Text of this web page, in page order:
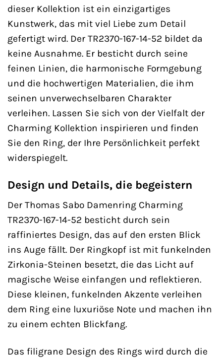
dieser Kollektion ist ein einzigartiges
Kunstwerk, das mit viel Liebe zum Detail
gefertigt wird. Der TR2370-167-14-52 bildet da
keine Ausnahme. Er besticht durch seine
feinen Linien, die harmonische Formgebung
und die hochwertigen Materialien, die ihm
seinen unverwechselbaren Charakter
verleihen. Lassen Sie sich von der Vielfalt der
Charming Kollektion inspirieren und finden
Sie den Ring, der Ihre Persönlichkeit perfekt
widerspiegelt.
Design und Details, die begeistern
Der Thomas Sabo Damenring Charming
TR2370-167-14-52 besticht durch sein
raffiniertes Design, das auf den ersten Blick
ins Auge fällt. Der Ringkopf ist mit funkelnden
Zirkonia-Steinen besetzt, die das Licht auf
magische Weise einfangen und reflektieren.
Diese kleinen, funkelnden Akzente verleihen
dem Ring eine luxuriöse Note und machen ihn
zu einem echten Blickfang.
Das filigrane Design des Rings wird durch die